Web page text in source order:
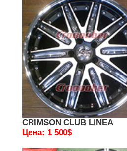
CRIMSON CLUB LINEA
Цена: 1 500$